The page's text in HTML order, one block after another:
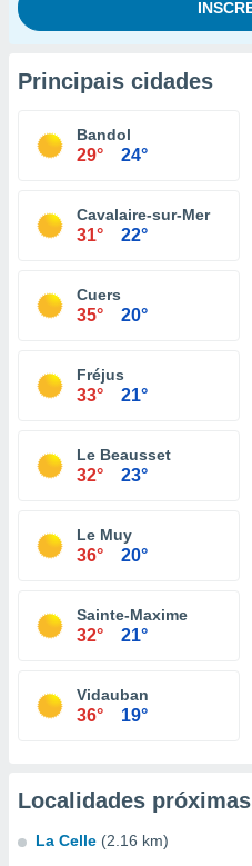
Principais cidades
Bandol
29° 24°
Cavalaire-sur-Mer
31° 22°
Cuers
35° 20°
Fréjus
33° 21°
Le Beausset
32° 23°
Le Muy
36° 20°
Sainte-Maxime
32° 21°
Vidauban
36° 19°
Localidades próximas
La Celle (2.16 km)